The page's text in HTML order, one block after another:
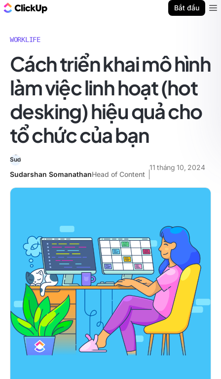
Bắt đầu
WORKLIFE
Cách triển khai mô hình
làm việc linh hoạt (hot
desking) hiệu quả cho
tổ chức của bạn
Sudarshan SomanathanHead of Content
11 tháng 10, 2024